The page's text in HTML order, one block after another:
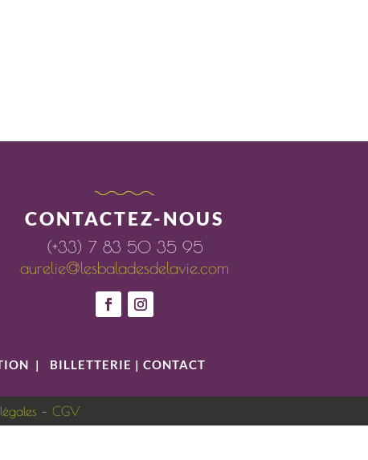
CONTACTEZ-NOUS
(+33) 7 83 50 35 95
aurelie@lesbaladesdelavie.com
| BILLETTERIE | CONTACT
– CGV